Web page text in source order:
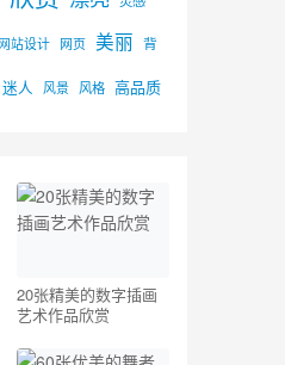
网站设计 网页 美丽 背
迷人 风景 风格 高品质
20张精美的数字插画
艺术作品欣赏